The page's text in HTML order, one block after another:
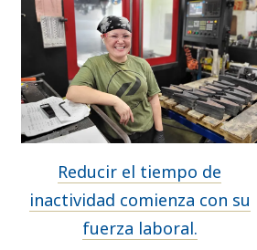
Reducir el tiempo de
inactividad comienza con su
fuerza laboral.